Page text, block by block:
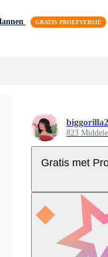
823
Gratis met